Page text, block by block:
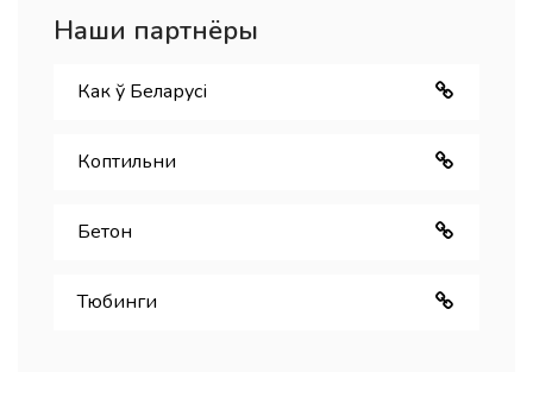
Наши партнёры
Как ў Беларуcі
Коптильни
Бетон
Тюбинги